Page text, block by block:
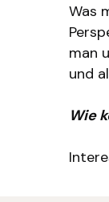
Was
man
und
Wie